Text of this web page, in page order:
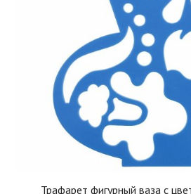
Трафарет фигурный ваза с